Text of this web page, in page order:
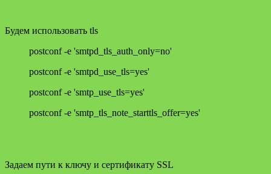
Будем использовать tls
postconf -e 'smtpd_tls_auth_only=no'
postconf -e 'smtpd_use_tls=yes'
postconf -e 'smtp_use_tls=yes'
postconf -e 'smtp_tls_note_starttls_offer=yes'
Задаем пути к ключу и сертификату SSL